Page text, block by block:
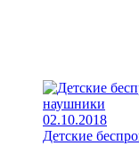
02.10.2018
Детские